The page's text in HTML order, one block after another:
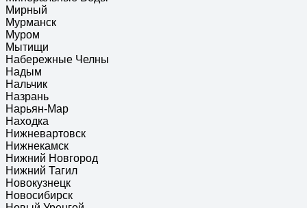
Мирный
Мурманск
Муром
Мытищи
Набережные Челны
Надым
Нальчик
Назрань
Нарьян-Мар
Находка
Нижневартовск
Нижнекамск
Нижний Новгород
Нижний Тагил
Новокузнецк
Новосибирск